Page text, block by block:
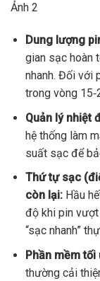
Ảnh 2
Dung lượng
gian sạc hoàn
nhanh. Đối với
trong vòng
Quản lý nhiệt
hệ thống làm
suất sạc để
Thứ tự sạc
còn lại:Hầu
độ khi pin vượt
“sạc nhanh”
Phần mềm tối
thường cải